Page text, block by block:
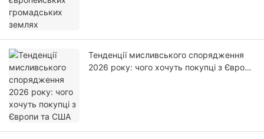
Тенденції мисливського спорядження
2026 року: чого хочуть покупці з Європи